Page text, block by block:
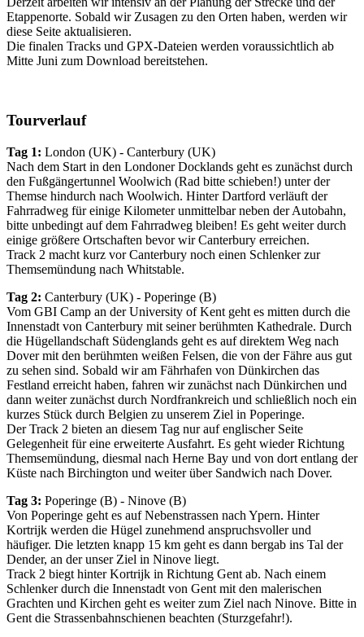
Etappenorte. Sobald wir Zusagen zu den Orten haben, werden wir
diese Seite aktualisieren.
Die finalen Tracks und GPX-Dateien werden voraussichtlich ab
Mitte Juni zum Download bereitstehen.
Tourverlauf
Tag 1: London (UK) - Canterbury (UK)
Nach dem Start in den Londoner Docklands geht es zunächst durch
den Fußgängertunnel Woolwich (Rad bitte schieben!) unter der
Themse hindurch nach Woolwich. Hinter Dartford verläuft der
Fahrradweg für einige Kilometer unmittelbar neben der Autobahn,
bitte unbedingt auf dem Fahrradweg bleiben! Es geht weiter durch
einige größere Ortschaften bevor wir Canterbury erreichen.
Track 2 macht kurz vor Canterbury noch einen Schlenker zur
Themsemündung nach Whitstable.
Tag 2: Canterbury (UK) - Poperinge (B)
Vom GBI Camp an der University of Kent geht es mitten durch die
Innenstadt von Canterbury mit seiner berühmten Kathedrale. Durch
die Hügellandschaft Südenglands geht es auf direktem Weg nach
Dover mit den berühmten weißen Felsen, die von der Fähre aus gut
zu sehen sind. Sobald wir am Fährhafen von Dünkirchen das
Festland erreicht haben, fahren wir zunächst nach Dünkirchen und
dann weiter zunächst durch Nordfrankreich und schließlich noch ein
kurzes Stück durch Belgien zu unserem Ziel in Poperinge.
Der Track 2 bieten an diesem Tag nur auf englischer Seite
Gelegenheit für eine erweiterte Ausfahrt. Es geht wieder Richtung
Themsemündung, diesmal nach Herne Bay und von dort entlang der
Küste nach Birchington und weiter über Sandwich nach Dover.
Tag 3: Poperinge (B) - Ninove (B)
Von Poperinge geht es auf Nebenstrassen nach Ypern. Hinter
Kortrijk werden die Hügel zunehmend anspruchsvoller und
häufiger. Die letzten knapp 15 km geht es dann bergab ins Tal der
Dender, an der unser Ziel in Ninove liegt.
Track 2 biegt hinter Kortrijk in Richtung Gent ab. Nach einem
Schlenker durch die Innenstadt von Gent mit den malerischen
Grachten und Kirchen geht es weiter zum Ziel nach Ninove. Bitte in
Gent die Strassenbahnschienen beachten (Sturzgefahr!).